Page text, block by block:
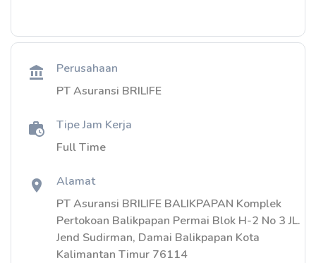
Perusahaan
PT Asuransi BRILIFE
Tipe Jam Kerja
Full Time
Alamat
PT Asuransi BRILIFE BALIKPAPAN Komplek
Pertokoan Balikpapan Permai Blok H-2 No 3 JL.
Jend Sudirman, Damai Balikpapan Kota
Kalimantan Timur 76114